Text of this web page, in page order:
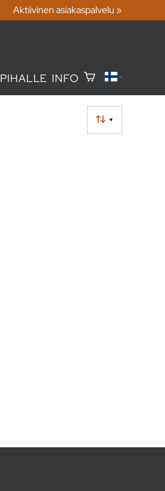
Aktiivinen asiakaspalvelu »
PIHALLE INFO
▼